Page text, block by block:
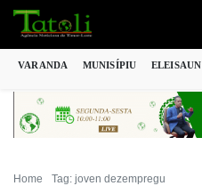
VARANDA MUNISÍPIU ELEISAUN
Home Tag: joven dezempregu